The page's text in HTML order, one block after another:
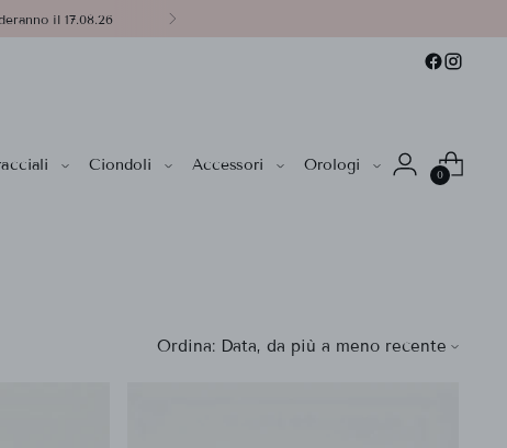
il 17.08.26
Ciondoli Accessori Orologi
0
Ordina: Data, da più a meno recente